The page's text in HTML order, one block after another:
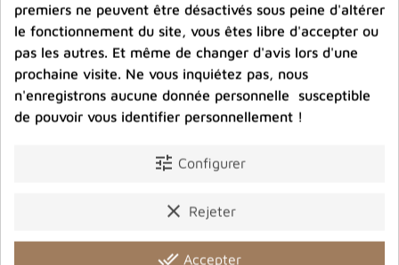
Photos contractuelles. Vous recevrez ce que vous
voyez
Port offert dès 80 € d’achat en France métropolitaine.
Entreprise éco-responsable.
Bijoux argent fabriqués sans émission de gaz
premiers ne peuvent être désactivés sous peine d'altérer
le fonctionnement du site, vous êtes libre d'accepter ou
pas les autres. Et même de changer d'avis lors d'une
prochaine visite. Ne vous inquiétez pas, nous
n'enregistrons aucune donnée personnelle susceptible
de pouvoir vous identifier personnellement !
tune Configurer
clear Rejeter
done_all Accepter